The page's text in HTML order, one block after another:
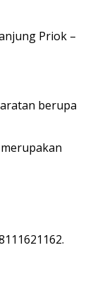
Priok –
berupa